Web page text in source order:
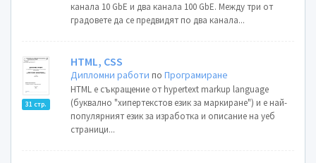
канала 10 GbE и два канала 100 GbE. Между три от
градовете да се предвидят по два канала...
31 стр.
HTML, CSS
Дипломни работи поПрограмиране
HTML е съкращение от hypertext markup language
(буквално "хипертекстов език за маркиране") и е най-
популярният език за изработка и описание на уеб
страници...